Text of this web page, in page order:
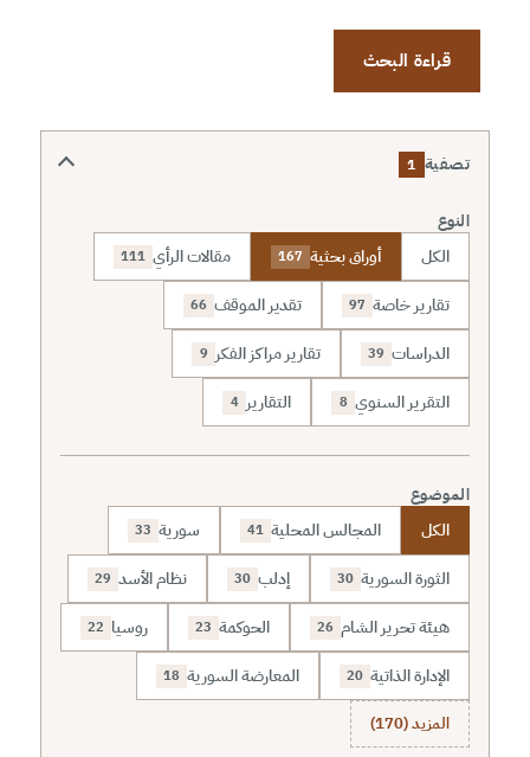
قراءة البحث
تصفية 1
النوع
الكل أوراق بحثية 167 مقالات الرأي 111
تقارير خاصة 97 تقدير الموقف 66
الدراسات 39 تقارير مراكز الفكر 9
التقرير السنوي 8 التقارير 4
الموضوع
الكل المجالس المحلية 41 سورية 33
الثورة السورية 30 إدلب 30 نظام الأسد 29
هيئة تحرير الشام 26 الحوكمة 23 روسيا 22
الإدارة الذاتية 20 المعارضة السورية 18
المزيد (170)